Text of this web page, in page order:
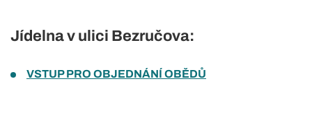
Jídelna v ulici Bezručova:
VSTUP PRO OBJEDNÁNÍ OBĚDŮ